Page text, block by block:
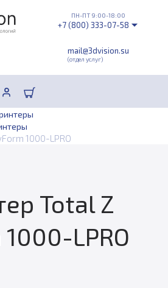
mail@3dvision.su
(отдел услуг)
ПН-ПТ 9:00-18:00
+7 (800) 333-07-58
1000-LPRO
Total Z
LPRO